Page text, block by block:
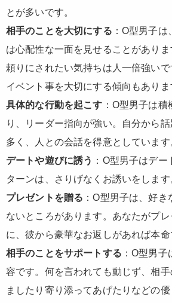
とが多いです。
相手のことを大切にする ：O型男子
は心配性な一面を見せることがあり
頼りにされたい気持ちは人一倍強い
イベント事を大切にする傾向もありま
具体的な行動を起こす ：O型男子は
り、リーダー指向が強い。自分から
多く、人との会話を得意としています
デートや遊びに誘う ：O型男子はデ
ターンは、さりげなくお誘いをします
プレゼントを贈る ：O型男子は、好
ないところがあります。あなたがプ
に、彼から豪華なお返しがあれば本命
相手のことをサポートする ：O型男
容です。何を言われても動じず、相
ましたり寄り添ってあげたりなどの